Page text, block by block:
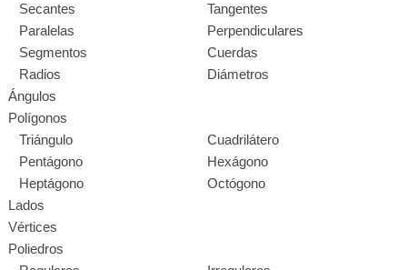
Secantes
Tangentes
Paralelas
Perpendiculares
Segmentos
Cuerdas
Radios
Diámetros
Ángulos
Polígonos
Triángulo
Cuadrilátero
Pentágono
Hexágono
Heptágono
Octógono
Lados
Vértices
Poliedros